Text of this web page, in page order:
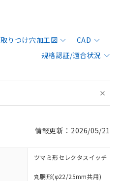
取りつけ穴加工図
CAD
規格認証/適合状況
情報更新：2026/05/21
ツマミ形セレクタスイッチ
丸胴形(φ22/25mm共用)